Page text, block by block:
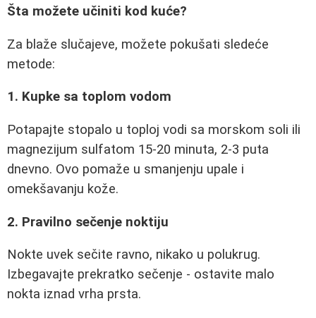
Šta možete učiniti kod kuće?
Za blaže slučajeve, možete pokušati sledeće
metode:
1. Kupke sa toplom vodom
Potapajte stopalo u toploj vodi sa morskom soli ili
magnezijum sulfatom 15-20 minuta, 2-3 puta
dnevno. Ovo pomaže u smanjenju upale i
omekšavanju kože.
2. Pravilno sečenje noktiju
Nokte uvek sečite ravno, nikako u polukrug.
Izbegavajte prekratko sečenje - ostavite malo
nokta iznad vrha prsta.